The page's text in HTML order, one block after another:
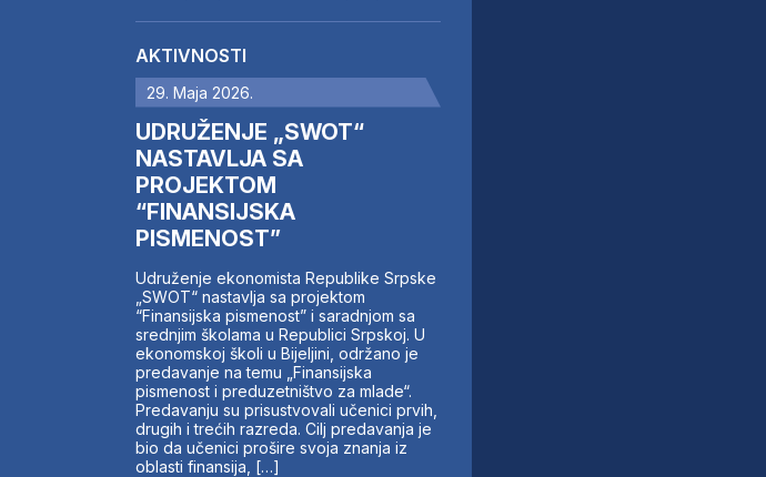
AKTIVNOSTI
29. Maja 2026.
UDRUŽENJE „SWOT“
NASTAVLJA SA
PROJEKTOM
“FINANSIJSKA
PISMENOST”
Udruženje ekonomista Republike Srpske
„SWOT“ nastavlja sa projektom
“Finansijska pismenost” i saradnjom sa
srednjim školama u Republici Srpskoj. U
ekonomskoj školi u Bijeljini, održano je
predavanje na temu „Finansijska
pismenost i preduzetništvo za mlade“.
Predavanju su prisustvovali učenici prvih,
drugih i trećih razreda. Cilj predavanja je
bio da učenici prošire svoja znanja iz
oblasti finansija, […]